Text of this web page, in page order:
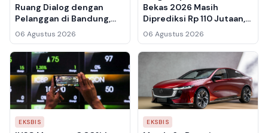
Ruang Dialog dengan
Pelanggan di Bandung,
Adukan Soal Pelayanan
Kapal hingga Sistem
Digital
06 Agustus 2026
Bekas 2026 Masih
Diprediksi Rp 110 Jutaan,
Ini Simulasi Biaya dan
Kelebihannya
06 Agustus 2026
EKSBIS EKSBIS